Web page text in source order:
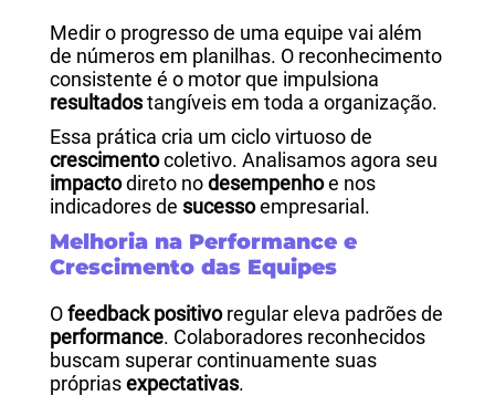
Medir o progresso de uma equipe vai além
de números em planilhas. O reconhecimento
consistente é o motor que impulsiona
resultadostangíveis em toda a organização.
Essa prática cria um ciclo virtuoso de
crescimentocoletivo. Analisamos agora seu
impactodireto nodesempenhoe nos
indicadores de sucessoempresarial.
Melhoria na Performance e
Crescimento das Equipes
Ofeedback positivoregular eleva padrões de
performance. Colaboradores reconhecidos
buscam superar continuamente suas
própriasexpectativas.